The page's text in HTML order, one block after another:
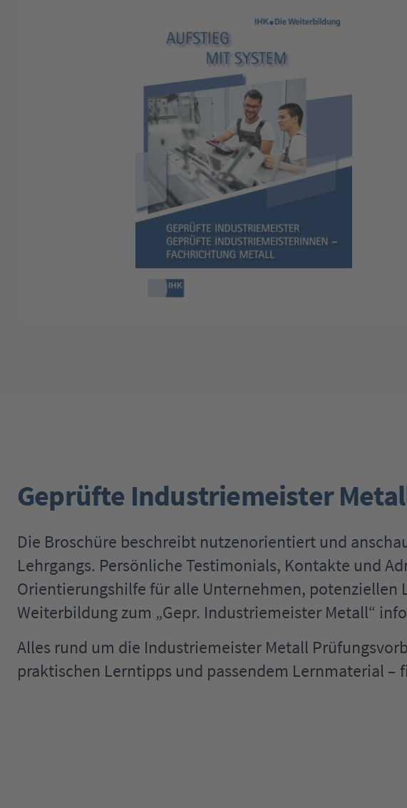
Geprüfte Industriemeister
Die Broschüre beschreibt nutzenorientiert und
Lehrgangs. Persönliche Testimonials, Kontakte und
Orientierungshilfe für alle Unternehmen, potenziellen
Weiterbildung zum „Gepr. Industriemeister Metall“
Alles rund um die Industriemeister Metall
praktischen Lerntipps und passendem Lernmaterial –